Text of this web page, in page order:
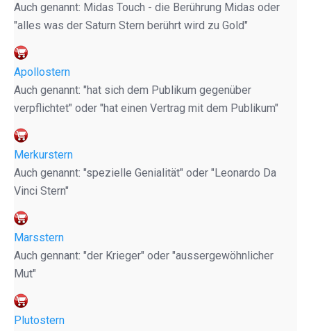
Auch genannt: Midas Touch - die Berührung Midas oder
"alles was der Saturn Stern berührt wird zu Gold"
Apollostern
Auch genannt: "hat sich dem Publikum gegenüber
verpflichtet" oder "hat einen Vertrag mit dem Publikum"
Merkurstern
Auch genannt: "spezielle Genialität" oder "Leonardo Da
Vinci Stern"
Marsstern
Auch gennant: "der Krieger" oder "aussergewöhnlicher
Mut"
Plutostern